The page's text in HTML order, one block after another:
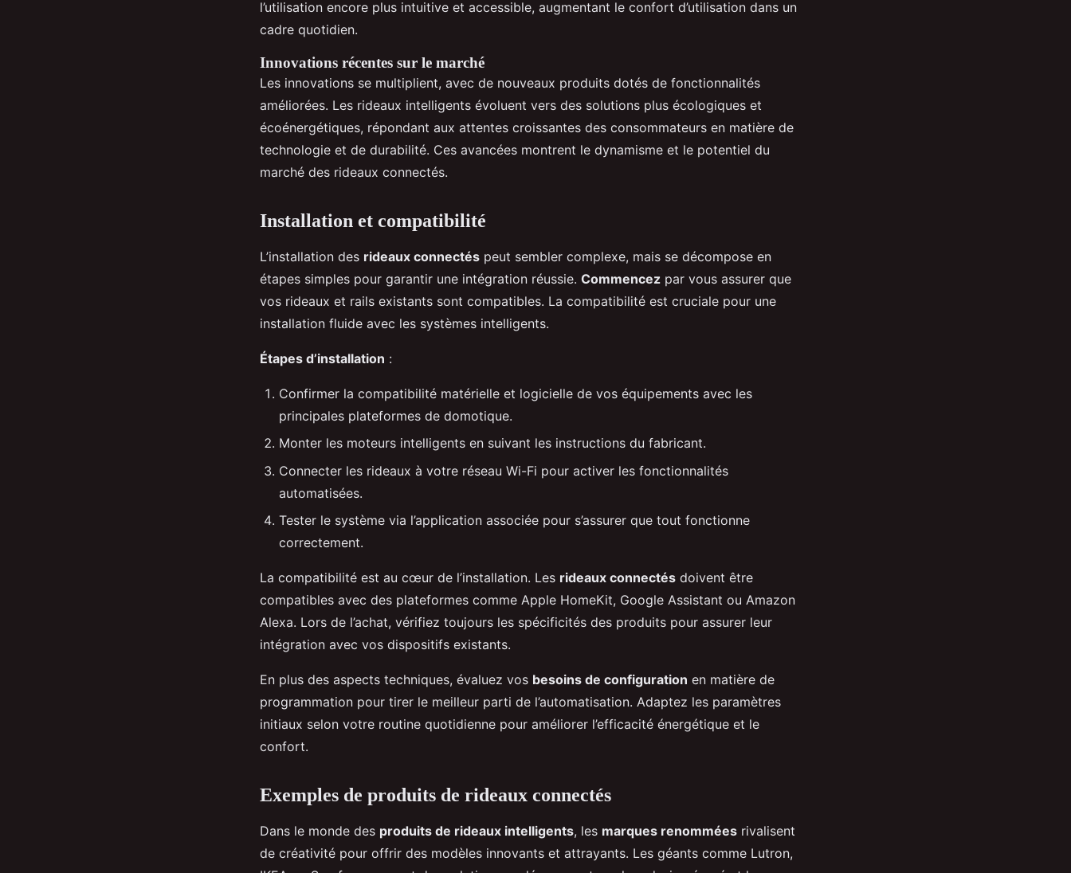
l’utilisation encore plus intuitive et accessible, augmentant le confort d’utilisation dans un
cadre quotidien.
Innovations récentes sur le marché
Les innovations se multiplient, avec de nouveaux produits dotés de fonctionnalités
améliorées. Les rideaux intelligents évoluent vers des solutions plus écologiques et
écoénergétiques, répondant aux attentes croissantes des consommateurs en matière de
technologie et de durabilité. Ces avancées montrent le dynamisme et le potentiel du
marché des rideaux connectés.
Installation et compatibilité
L’installation des rideaux connectés peut sembler complexe, mais se décompose en
étapes simples pour garantir une intégration réussie. Commencez par vous assurer que
vos rideaux et rails existants sont compatibles. La compatibilité est cruciale pour une
installation fluide avec les systèmes intelligents.
Étapes d’installation :
Confirmer la compatibilité matérielle et logicielle de vos équipements avec les
principales plateformes de domotique.
Monter les moteurs intelligents en suivant les instructions du fabricant.
Connecter les rideaux à votre réseau Wi-Fi pour activer les fonctionnalités
automatisées.
Tester le système via l’application associée pour s’assurer que tout fonctionne
correctement.
La compatibilité est au cœur de l’installation. Les rideaux connectés doivent être
compatibles avec des plateformes comme Apple HomeKit, Google Assistant ou Amazon
Alexa. Lors de l’achat, vérifiez toujours les spécificités des produits pour assurer leur
intégration avec vos dispositifs existants.
En plus des aspects techniques, évaluez vos besoins de configuration en matière de
programmation pour tirer le meilleur parti de l’automatisation. Adaptez les paramètres
initiaux selon votre routine quotidienne pour améliorer l’efficacité énergétique et le
confort.
Exemples de produits de rideaux connectés
Dans le monde des produits de rideaux intelligents, les marques renommées rivalisent
de créativité pour offrir des modèles innovants et attrayants. Les géants comme Lutron,